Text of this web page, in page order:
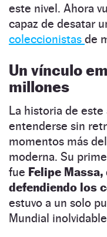
este nivel. Ahora
capaz de desatar
coleccionistas de
Un vínculo
millones
La historia de
entenderse sin
momentos más
moderna. Su
fue Felipe Massa,
defendiendo los
estuvo a un solo
Mundial